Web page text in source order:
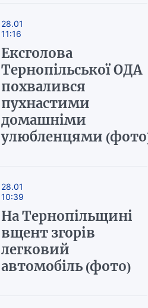
28.01
11:16
Ексголова
Тернопільської ОДА
похвалився
пухнастими
домашніми
улюбленцями
28.01
10:39
На Тернопільщині
вщент згорів
легковий
автомобіль (фото)